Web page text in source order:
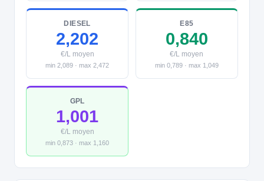
DIESEL
2,202
€/L moyen
min 2,089 · max 2,472
E85
0,840
€/L moyen
min 0,789 · max 1,049
GPL
1,001
€/L moyen
min 0,873 · max 1,160